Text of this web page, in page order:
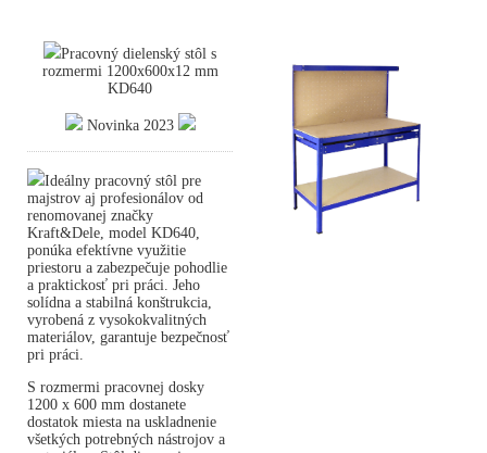
Pracovný dielenský stôl s
rozmermi 1200x600x12 mm
KD640
Novinka 2023
Ideálny pracovný stôl pre
majstrov aj profesionálov od
renomovanej značky
Kraft&Dele, model KD640,
ponúka efektívne využitie
priestoru a zabezpečuje pohodlie
a praktickosť pri práci. Jeho
solídna a stabilná konštrukcia,
vyrobená z vysokokvalitných
materiálov, garantuje bezpečnosť
pri práci.
S rozmermi pracovnej dosky
1200 x 600 mm dostanete
dostatok miesta na uskladnenie
všetkých potrebných nástrojov a